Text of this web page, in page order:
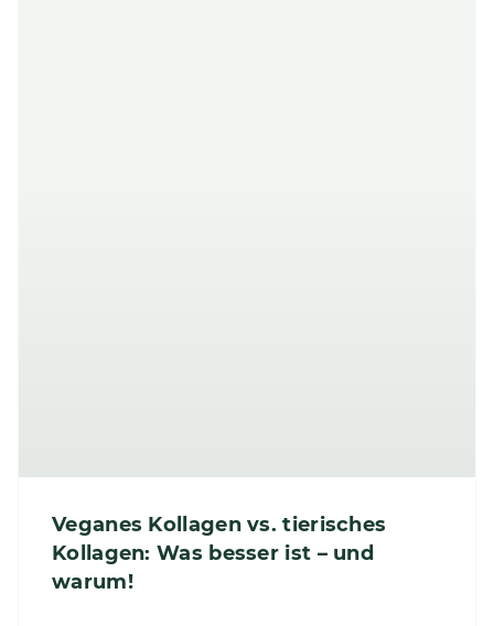
Veganes Kollagen vs. tierisches
Kollagen: Was besser ist – und
warum!